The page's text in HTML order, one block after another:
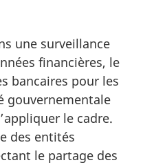
une surveillance
financières, le
bancaires pour les
gouvernementale
le cadre.
des entités
le partage des